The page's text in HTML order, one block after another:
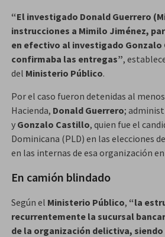
“El investigado Donald Guerrero
instrucciones a Mimilo Jiménez,
en efectivo al investigado
confirmaba las entregas”,
del Ministerio Público.
Por el caso fueron detenidas al
Hacienda, Donald Guerrero;
y Gonzalo Castillo, quien fue el
Dominicana (PLD) en las elecciones
en las internas de esa organización
En camión blindado
Según el Ministerio Público, “la
recurrentemente la sucursal
de la organización delictiva,